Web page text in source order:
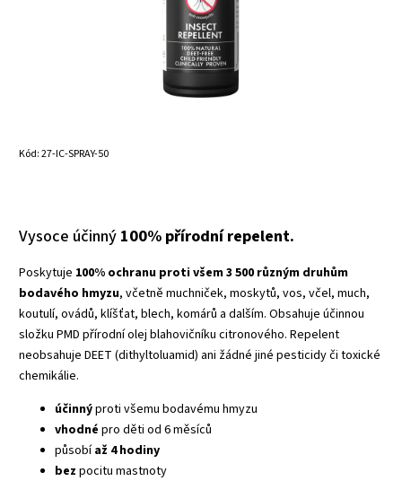
Kód:27-IC-SPRAY-50
Vysoce účinný100% přírodní repelent.
Poskytuje 100% ochranu proti všem 3 500 různým druhům
bodavého hmyzu, včetně muchniček, moskytů, vos, včel, much,
koutulí, ovádů, klíšťat, blech, komárů a dalším. Obsahuje účinnou
složku PMD přírodní olej blahovičníku citronového. Repelent
neobsahuje DEET (dithyltoluamid) ani žádné jiné pesticidy či toxické
chemikálie.
účinnýproti všemu bodavému hmyzu
vhodné pro děti od 6 měsíců
působíaž 4 hodiny
bez pocitu mastnoty